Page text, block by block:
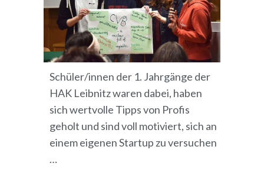
Schüler/innen der 1. Jahrgänge der
HAK Leibnitz waren dabei, haben
sich wertvolle Tipps von Profis
geholt und sind voll motiviert, sich an
einem eigenen Startup zu versuchen
…